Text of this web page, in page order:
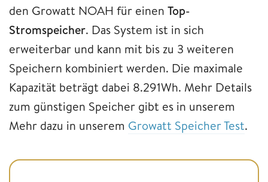
den Growatt NOAH für einen Top-
Stromspeicher. Das System ist in sich
erweiterbar und kann mit bis zu 3 weiteren
Speichern kombiniert werden. Die maximale
Kapazität beträgt dabei 8.291Wh. Mehr Details
zum günstigen Speicher gibt es in unserem
Mehr dazu in unserem Growatt Speicher Test.